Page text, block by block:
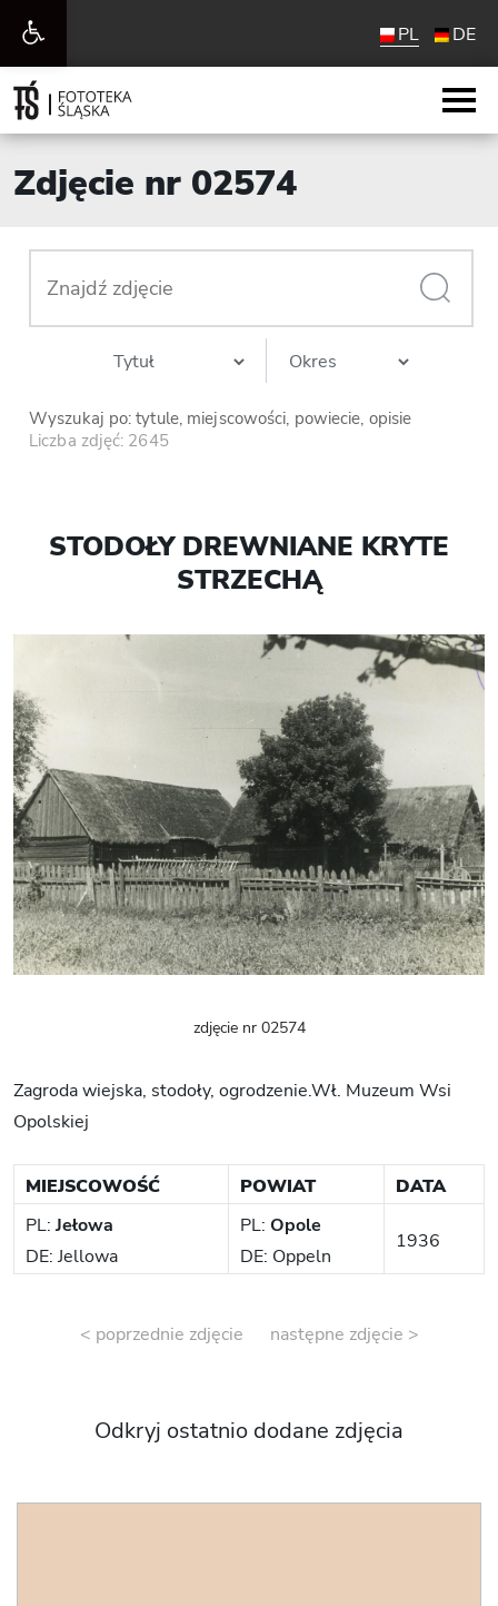
Otwórz
pasek
narzędzi
PL DE
Zdjęcie nr 02574
Wyszukaj po: tytule, miejscowości, powiecie, opisie
Liczba zdjęć: 2645
STODOŁY DREWNIANE KRYTE
STRZECHĄ
zdjęcie nr 02574
Zagroda wiejska, stodoły, ogrodzenie.Wł. Muzeum Wsi
Opolskiej
MIEJSCOWOŚĆ POWIAT
DATA
PL: Jełowa
DE: Jellowa
PL: Opole
DE: Oppeln
1936
< poprzednie zdjęcie następne zdjęcie >
Odkryj ostatnio dodane zdjęcia